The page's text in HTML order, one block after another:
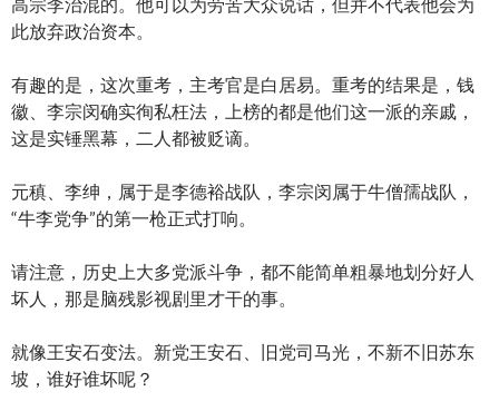
此放弃政治资本。
有趣的是，这次重考，主考官是白居易。重考的结果是，钱
徽、李宗闵确实徇私枉法，上榜的都是他们这一派的亲戚，
这是实锤黑幕，二人都被贬谪。
元稹、李绅，属于是李德裕战队，李宗闵属于牛僧孺战队，
“牛李党争”的第一枪正式打响。
请注意，历史上大多党派斗争，都不能简单粗暴地划分好人
坏人，那是脑残影视剧里才干的事。
就像王安石变法。新党王安石、旧党司马光，不新不旧苏东
坡，谁好谁坏呢？